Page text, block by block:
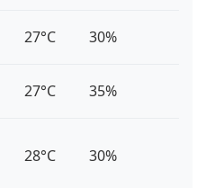
27°C 30%
27°C 35%
28°C 30%